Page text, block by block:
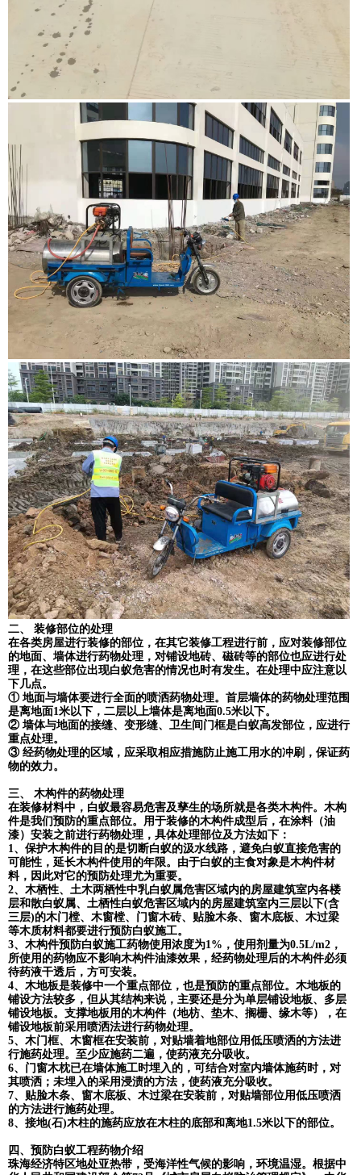
二、 装修部位的处理
在各类房屋进行装修的部位，在其它装修工程进行前，应对装修部位
的地面、墙体进行药物处理，对铺设地砖、磁砖等的部位也应进行处
理，在这些部位出现白蚁危害的情况也时有发生。在处理中应注意以
下几点。
① 地面与墙体要进行全面的喷洒药物处理。首层墙体的药物处理范围
是离地面1米以下，二层以上墙体是离地面0.5米以下。
② 墙体与地面的接缝、变形缝、卫生间门框是白蚁高发部位，应进行
重点处理。
③ 经药物处理的区域，应采取相应措施防止施工用水的冲刷，保证药
物的效力。
三、 木构件的药物处理
在装修材料中，白蚁最容易危害及孳生的场所就是各类木构件。木构
件是我们预防的重点部位。用于装修的木构件成型后，在涂料（油
漆）安装之前进行药物处理，具体处理部位及方法如下：
1、保护木构件的目的是切断白蚁的汲水线路，避免白蚁直接危害的
可能性，延长木构件使用的年限。由于白蚁的主食对象是木构件材
料，因此对它的预防处理尤为重要。
2、木栖性、土木两栖性中乳白蚁属危害区域内的房屋建筑室内各楼
层和散白蚁属、土栖性白蚁危害区域内的房屋建筑室内三层以下(含
三层)的木门樘、木窗樘、门窗木砖、贴脸木条、窗木底板、木过梁
等木质材料都要进行预防白蚁施工。
3、木构件预防白蚁施工药物使用浓度为1%，使用剂量为0.5L/m2，
所使用的药物应不影响木构件油漆效果，经药物处理后的木构件必须
待药液干透后，方可安装。
4、木地板是装修中一个重点部位，也是预防的重点部位。木地板的
铺设方法较多，但从其结构来说，主要还是分为单层铺设地板、多层
铺设地板。支撑地板用的木构件（地枋、垫木、搁栅、缘木等），在
铺设地板前采用喷洒法进行药物处理。
5、木门框、木窗框在安装前，对贴墙着地部位用低压喷洒的方法进
行施药处理。至少应施药二遍，使药液充分吸收。
6、门窗木枕已在墙体施工时埋入的，可结合对室内墙体施药时，对
其喷洒；未埋入的采用浸渍的方法，使药液充分吸收。
7、贴脸木条、窗木底板、木过梁在安装前，对贴墙部位用低压喷洒
的方法进行施药处理。
8、接地(石)木柱的施药应放在木柱的底部和离地1.5米以下的部位。
四、预防白蚁工程药物介绍
珠海经济特区地处亚热带，受海洋性气候的影响，环境温湿。根据中